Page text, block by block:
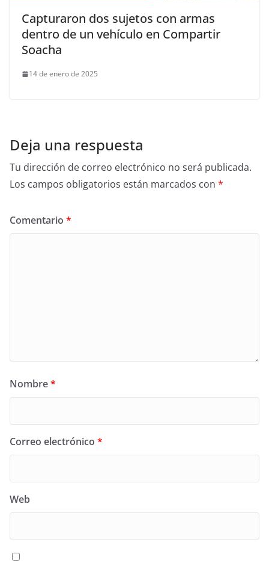
Capturaron dos sujetos con armas
dentro de un vehículo en Compartir
Soacha
14 de enero de 2025
Deja una respuesta
Tu dirección de correo electrónico no será publicada.
Los campos obligatorios están marcados con *
Comentario *
Nombre*
Correo electrónico *
Web